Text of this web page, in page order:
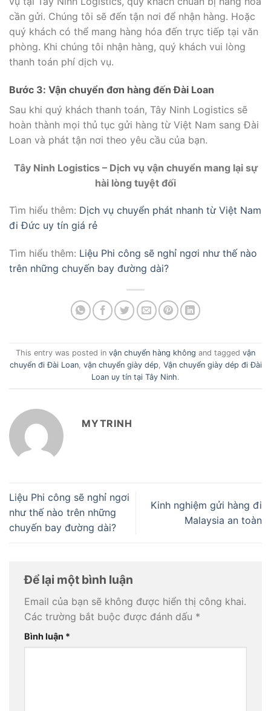
cần gửi. Chúng tôi sẽ đến tận nơi để nhận hàng. Hoặc
quý khách có thể mang hàng hóa đến trực tiếp tại văn
phòng. Khi chúng tôi nhận hàng, quý khách vui lòng
thanh toán phí dịch vụ.
Bước 3: Vận chuyển đơn hàng đến Đài Loan
Sau khi quý khách thanh toán, Tây Ninh Logistics sẽ
hoàn thành mọi thủ tục gửi hàng từ Việt Nam sang Đài
Loan và phát tận nơi theo yêu cầu của bạn.
Tây Ninh Logistics – Dịch vụ vận chuyển mang lại sự
hài lòng tuyệt đối
Tìm hiểu thêm: Dịch vụ chuyển phát nhanh từ Việt Nam
đi Đức uy tín giá rẻ
Tìm hiểu thêm: Liệu Phi công sẽ nghỉ ngơi như thế nào
trên những chuyến bay đường dài?
This entry was posted in vận chuyển hàng không and tagged vận
chuyển đi Đài Loan, vận chuyển giày dép, Vận chuyển giày dép đi Đài
Loan uy tín tại Tây Ninh.
MYTRINH
Liệu Phi công sẽ nghỉ ngơi
như thế nào trên những
chuyến bay đường dài?
Kinh nghiệm gửi hàng đi
Malaysia an toàn
Để lại một bình luận
Email của bạn sẽ không được hiển thị công khai.
Các trường bắt buộc được đánh dấu *
Bình luận *